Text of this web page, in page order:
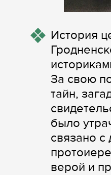
История
За свою
тайн,
было
связано с
верой и